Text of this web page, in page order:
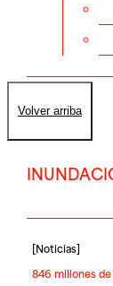
Volver arriba
[Noticias]
846 millones de